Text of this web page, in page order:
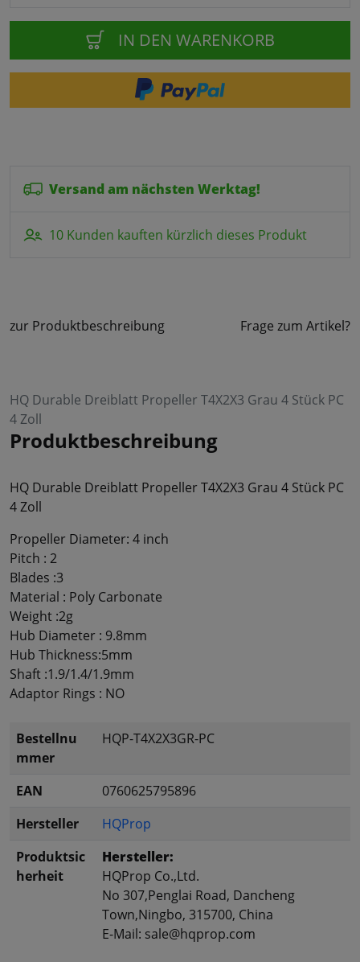
IN DEN WARENKORB
Versand am nächsten Werktag!
10 Kunden kauften kürzlich dieses Produkt
zur Produktbeschreibung Frage zum Artikel?
HQ Durable Dreiblatt Propeller T4X2X3 Grau 4 Stück PC
4 Zoll
Produktbeschreibung
HQ Durable Dreiblatt Propeller T4X2X3 Grau 4 Stück PC
4 Zoll
Propeller Diameter: 4 inch
Pitch : 2
Blades :3
Material : Poly Carbonate
Weight :2g
Hub Diameter : 9.8mm
Hub Thickness:5mm
Shaft :1.9/1.4/1.9mm
Adaptor Rings : NO
Bestellnu
mmer
HQP-T4X2X3GR-PC
EAN
0760625795896
Hersteller
HQProp
Produktsic
herheit
Hersteller:
HQProp Co.,Ltd.
No 307,Penglai Road, Dancheng
Town,Ningbo, 315700, China
E-Mail: sale@hqprop.com